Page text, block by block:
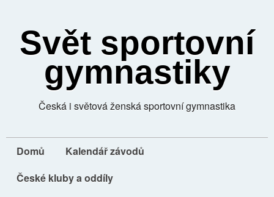
Svět sportovní
gymnastiky
Česká i světová ženská sportovní gymnastika
Domů
Kalendář závodů
České kluby a oddíly